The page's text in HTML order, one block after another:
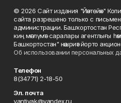
© 2026 Сайт издания "Йәнтөйәк"
сайта разрешено только с
администрации. Башҡортостан
киң мәғлүмәт саралары агентлығы
Башкортостан" нәшриәт йорто
Об использовании персональных
Телефон
8(34771) 2-18-50
Эл. почта
yantiyak@yandex.ru